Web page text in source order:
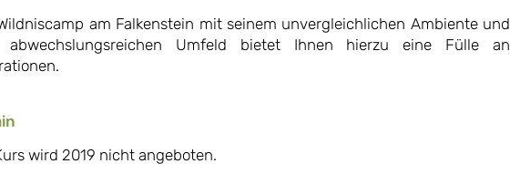
am Falkenstein mit seinem unvergleichlichen Ambiente und
abwechslungsreichen Umfeld bietet Ihnen hierzu eine Fülle an
wird 2019 nicht angeboten.